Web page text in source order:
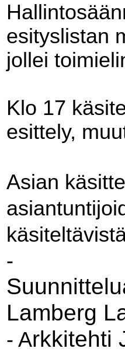
esityslistan
jollei
Klo 17
esittely,
Asian
-
Lamberg
- Arkkitehti